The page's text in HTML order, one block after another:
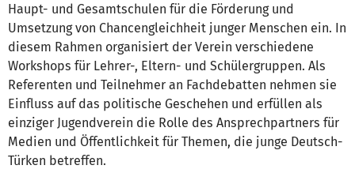
Haupt- und Gesamtschulen für die Förderung und
Umsetzung von Chancengleichheit junger Menschen ein. In
diesem Rahmen organisiert der Verein verschiedene
Workshops für Lehrer-, Eltern- und Schülergruppen. Als
Referenten und Teilnehmer an Fachdebatten nehmen sie
Einfluss auf das politische Geschehen und erfüllen als
einziger Jugendverein die Rolle des Ansprechpartners für
Medien und Öffentlichkeit für Themen, die junge Deutsch-
Türken betreffen.